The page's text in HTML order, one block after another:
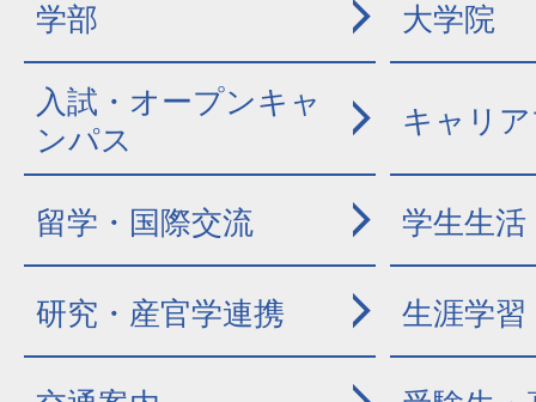
学部 大学院
入試・オープンキャ
ンパス
キャリ
留学・国際交流 学生生活
研究・産官学連携 生涯学習